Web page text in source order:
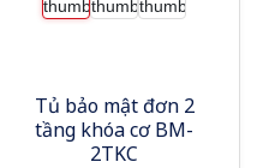
Tủ bảo mật đơn 2
tầng khóa cơ BM-
2TKC